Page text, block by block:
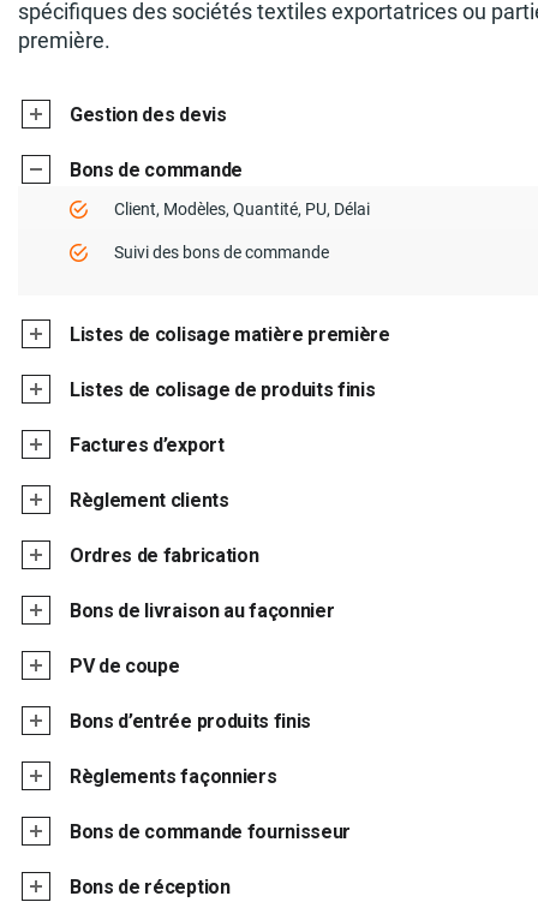
spécifiques des sociétés textiles exportatrices ou
première.
Gestion des devis
Bons de commande
Client, Modèles, Quantité, PU, Délai
Suivi des bons de commande
Listes de colisage matière première
Listes de colisage de produits finis
Factures d’export
Règlement clients
Ordres de fabrication
Bons de livraison au façonnier
PV de coupe
Bons d’entrée produits finis
Règlements façonniers
Bons de commande fournisseur
Bons de réception